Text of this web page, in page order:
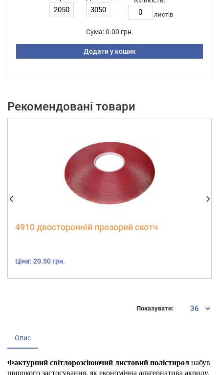
листiв
Сума: 0.00 грн.
Додати у кошик
Рекомендовані товари
4910 двосторонній прозорий скотч
Ціна: 20.50 грн.
Показувати:
Опис
Фактурний світлорозсіюючий листовий полістирол набув
широкого застосування, як економічна альтернатива акрилу.